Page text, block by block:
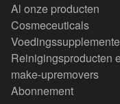
Al onze producten
Cosmeceuticals
Reinigingsproducten
make-upremovers
Abonnement